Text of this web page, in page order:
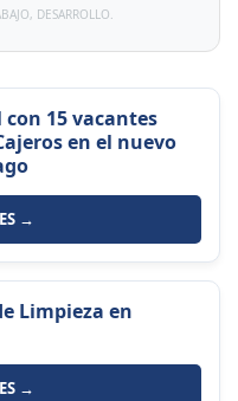
DESARROLLO.
15 vacantes
en el nuevo
→
Limpieza en
→